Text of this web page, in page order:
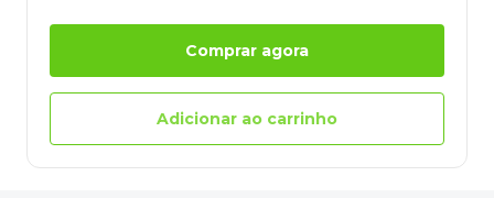
Comprar agora
Adicionar ao carrinho